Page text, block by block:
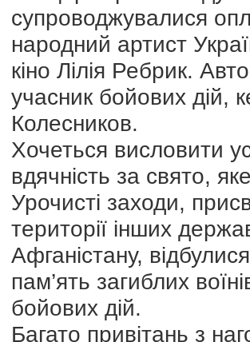
супроводжувалися
народний артист
кіно Лілія Ребрик.
учасник бойових дій,
Колесников.
Хочеться висловити
вдячність за свято,
Урочисті заходи,
території інших
Афганістану,
пам’ять загиблих
бойових дій.
Багато привітань з